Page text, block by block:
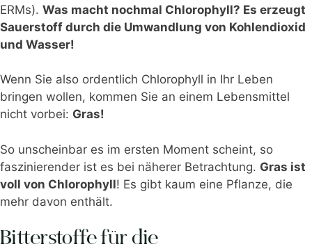
ERMs). Was macht nochmal Chlorophyll? Es erzeugt
Sauerstoff durch die Umwandlung von Kohlendioxid
und Wasser!
Wenn Sie also ordentlich Chlorophyll in Ihr Leben
bringen wollen, kommen Sie an einem Lebensmittel
nicht vorbei: Gras!
So unscheinbar es im ersten Moment scheint, so
faszinierender ist es bei näherer Betrachtung. Gras ist
voll von Chlorophyll! Es gibt kaum eine Pflanze, die
mehr davon enthält.
Bitterstoffe für die